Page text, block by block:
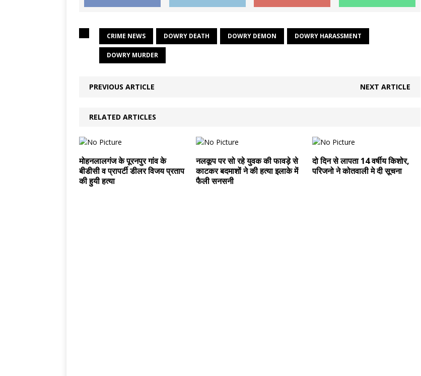
CRIME NEWS DOWRY DEATH DOWRY DEMON DOWRY HARASSMENT
DOWRY MURDER
PREVIOUS ARTICLE NEXT ARTICLE
RELATED ARTICLES
मोहनलालगंज के पूरनपुर गांव के
बीडीसी व प्रापर्टी डीलर विजय प्रताप
की हुयी हत्या
नलकूप पर सो रहे युवक की फावड़े से
काटकर बदमाशों ने की हत्या इलाके में
फैली सनसनी
दो दिन से लापता 14 वर्षीय किशोर,
परिजनो ने कोतवाली मे दी सूचना